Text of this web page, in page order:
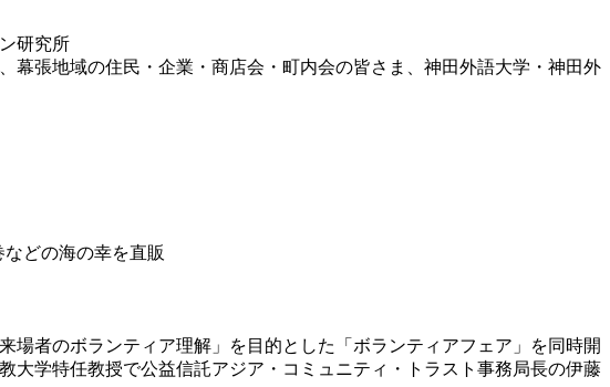
研究所
張地域の住民・企業・商店会・町内会の皆さま、神田外語大学・神田外
どの海の幸を直販
者のボランティア理解」を目的とした「ボランティアフェア」を同時開
学特任教授で公益信託アジア・コミュニティ・トラスト事務局長の伊藤